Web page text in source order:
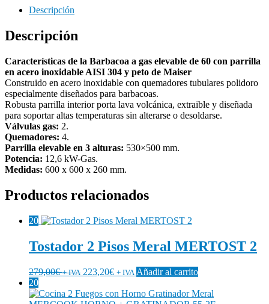
Descripción
Descripción
Características de la Barbacoa a gas elevable de 60 con parrilla
en acero inoxidable AISI 304 y peto de Maiser
Construido en acero inoxidable con quemadores tubulares polidoro
especialmente diseñados para barbacoas.
Robusta parrilla interior porta lava volcánica, extraible y diseñada
para soportar altas temperaturas sin alterarse o desoldarse.
Válvulas gas: 2.
Quemadores: 4.
Parrilla elevable en 3 alturas: 530×500 mm.
Potencia: 12,6 kW-Gas.
Medidas: 600 x 600 x 260 mm.
Productos relacionados
20
Tostador 2 Pisos Meral MERTOST 2
279,00€ + IVA 223,20€ + IVA Añadir al carrito
20